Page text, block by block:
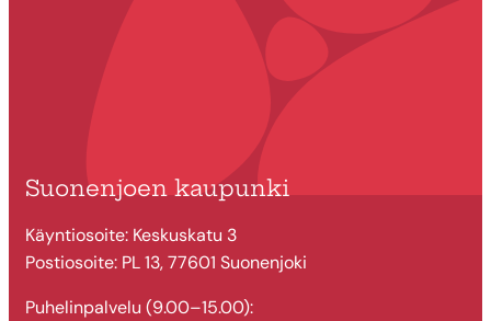
Suonenjoen kaupunki
Käyntiosoite: Keskuskatu 3
Postiosoite: PL 13, 77601 Suonenjoki
Puhelinpalvelu (9.00–15.00):